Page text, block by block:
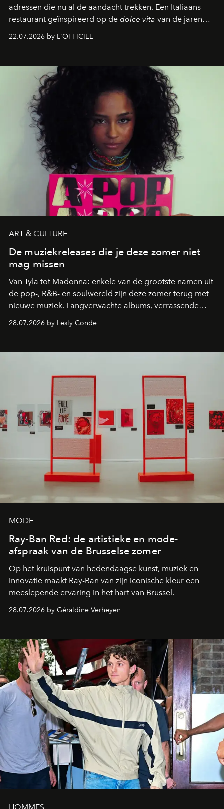
adressen die nu al de aandacht trekken. Een Italiaans
restaurant geïnspireerd op de dolce vita van de jaren
verandert in een bruisende ontmoetingsplek en de
neerstrijkt in Saint-Tropez. Dit zijn de nieuwe adressen
die deze zomer de toon zetten, van lange lunches tot
zwoele nachten.
22.07.2026 by L'OFFICIEL
ART & CULTURE
De muziekreleases die je deze zomer niet
mag missen
Van Tyla tot Madonna: enkele van de grootste namen uit
de pop-, R&B- en soulwereld zijn deze zomer terug met
nieuwe muziek. Langverwachte albums, verrassende
de releases die je niet mag missen.
28.07.2026 by Lesly Conde
MODE
Ray-Ban Red: de artistieke en mode-
afspraak van de Brusselse zomer
Op het kruispunt van hedendaagse kunst, muziek en
innovatie maakt Ray-Ban van zijn iconische kleur een
meeslepende ervaring in het hart van Brussel.
28.07.2026 by Géraldine Verheyen
HOMMES